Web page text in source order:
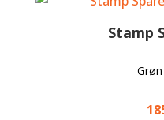
Stamp